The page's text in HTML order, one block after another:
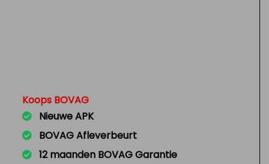
Koops BOVAG
Nieuwe APK
BOVAG Afleverbeurt
12 maanden BOVAG Garantie